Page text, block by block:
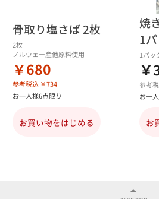
骨取り塩さば 2枚
2枚
ノルウェー産他原料使用
￥680
参考税込 ￥734
お一人様6点限り
お買い物をはじめる
焼
1
1パッ
￥
参考
お一
お